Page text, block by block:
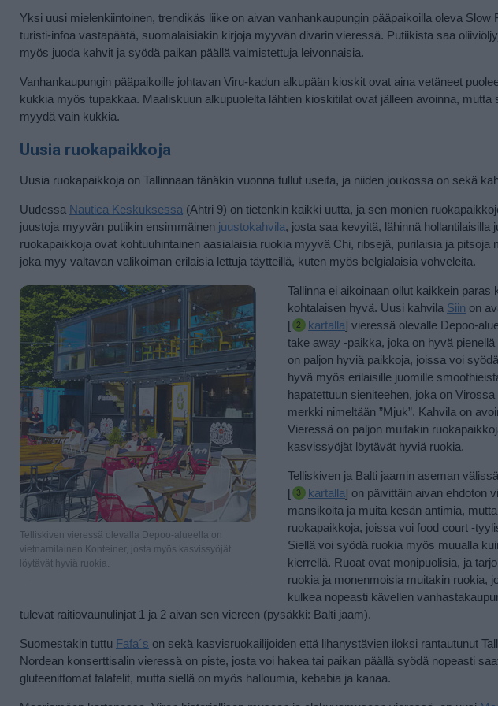
Yksi uusi mielenkiintoinen, trendikäs liike on aivan vanhankaupungin pääpaikoilla oleva
turisti-infoa vastapäätä, suomalaisiakin kirjoja myyvän divarin vieressä. Putiikista saa
myös juoda kahvit ja syödä paikan päällä valmistettuja leivonnaisia.
Vanhankaupungin pääpaikoille johtavan Viru-kadun alkupään kioskit ovat aina vetäneet
kukkia myös tupakkaa. Maaliskuun alkupuolelta lähtien kioskitilat ovat jälleen avoinna,
myydä vain kukkia.
Uusia ruokapaikkoja
Uusia ruokapaikkoja on Tallinnaan tänäkin vuonna tullut useita, ja niiden joukossa on sekä
Uudessa Nautica Keskuksessa (Ahtri 9) on tietenkin kaikki uutta, ja sen monien
juustoja myyvän putiikin ensimmäinen juustokahvila, josta saa kevyitä, lähinnä
ruokapaikkoja ovat kohtuuhintainen aasialaisia ruokia myyvä Chi, ribsejä, purilaisia ja
joka myy valtavan valikoiman erilaisia lettuja täytteillä, kuten myös belgialaisia vohveleita.
Telliskiven vieressä olevalla Depoo-alueella on
vietnamilainen Konteiner, josta myös kasvissyöjät
löytävät hyviä ruokia.
Tallinna ei aikoinaan ollut kaikkein
kohtalaisen hyvä. Uusi kahvila Siin on
[
kartalla] vieressä olevalle Depoo-
take away -paikka, joka on hyvä
on paljon hyviä paikkoja, joissa voi
hyvä myös erilaisille juomille
hapatettuun sieniteehen, joka on
merkki nimeltään ”Mjuk”. Kahvila on
Vieressä on paljon muitakin
kasvissyöjät löytävät hyviä ruokia.
Telliskiven ja Balti jaamin aseman
[
kartalla] on päivittäin aivan ehdoton
mansikoita ja muita kesän antimia,
ruokapaikkoja, joissa voi food court -
Siellä voi syödä ruokia myös muualla
kierrellä. Ruoat ovat monipuolisia, ja
ruokia ja monenmoisia muitakin ruokia,
kulkea nopeasti kävellen
tulevat raitiovaunulinjat 1 ja 2 aivan sen viereen (pysäkki: Balti jaam).
Suomestakin tuttu Fafa´s on sekä kasvisruokailijoiden että lihanystävien iloksi rantautunut
Nordean konserttisalin vieressä on piste, josta voi hakea tai paikan päällä syödä nopeasti
gluteenittomat falafelit, mutta siellä on myös halloumia, kebabia ja kanaa.